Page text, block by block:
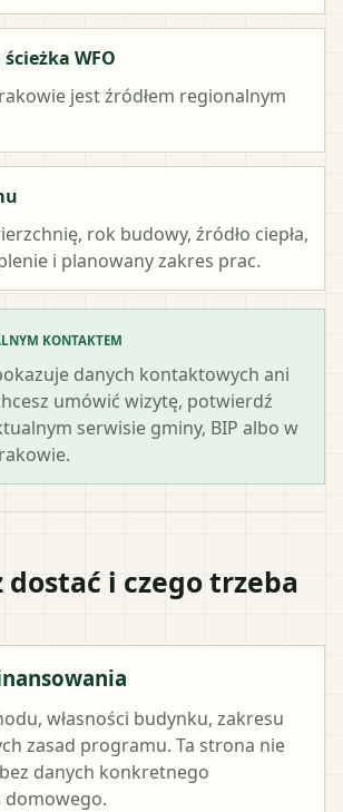
WFO
jest źródłem regionalnym
rok budowy, źródło ciepła,
i planowany zakres prac.
KONTAKTEM
danych kontaktowych ani
umówić wizytę, potwierdź
serwisie gminy, BIP albo w
dostać i czego trzeba
własności budynku, zakresu
zasad programu. Ta strona nie
danych konkretnego